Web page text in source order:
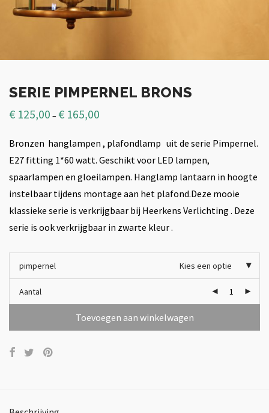
SERIE PIMPERNEL BRONS
€ 125,00 –€ 165,00
Bronzen hanglampen , plafondlamp uit de serie Pimpernel.
E27 fitting 1*60 watt. Geschikt voor LED lampen,
spaarlampen en gloeilampen. Hanglamp lantaarn in hoogte
instelbaar tijdens montage aan het plafond.Deze mooie
klassieke serie is verkrijgbaar bij Heerkens Verlichting . Deze
serie is ook verkrijgbaar in zwarte kleur .
pimpernel Kies een optie
Aantal
Toevoegen aan winkelwagen